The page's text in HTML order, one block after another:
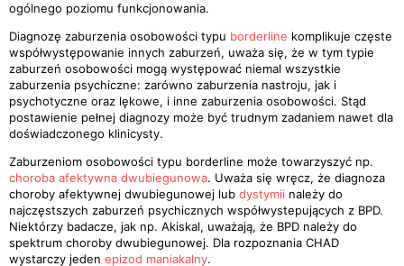
ogólnego poziomu funkcjonowania.
Diagnozę zaburzenia osobowości typu borderline komplikuje częste
współwystępowanie innych zaburzeń, uważa się, że w tym typie
zaburzeń osobowości mogą występować niemal wszystkie
zaburzenia psychiczne: zarówno zaburzenia nastroju, jak i
psychotyczne oraz lękowe, i inne zaburzenia osobowości. Stąd
postawienie pełnej diagnozy może być trudnym zadaniem nawet dla
doświadczonego klinicysty.
Zaburzeniom osobowości typu borderline może towarzyszyć np.
choroba afektywna dwubiegunowa. Uważa się wręcz, że diagnoza
choroby afektywnej dwubiegunowej lub dystymii należy do
najczęstszych zaburzeń psychicznych współwystepujących z BPD.
Niektórzy badacze, jak np. Akiskal, uważają, że BPD należy do
spektrum choroby dwubiegunowej. Dla rozpoznania CHAD
wystarczy jeden epizod maniakalny.